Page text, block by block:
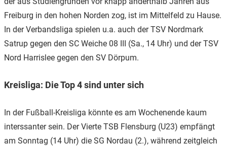
Freiburg in den hohen Norden zog, ist im Mittelfeld zu Hause.
In der Verbandsliga spielen u.a. auch der TSV Nordmark
Satrup gegen den SC Weiche 08 III (Sa., 14 Uhr) und der TSV
Nord Harrislee gegen den SV Dörpum.
Kreisliga: Die Top 4 sind unter sich
In der Fußball-Kreisliga könnte es am Wochenende kaum
interssanter sein. Der Vierte TSB Flensburg (U23) empfängt
am Sonntag (14 Uhr) die SG Nordau (2.), während zeitgleich